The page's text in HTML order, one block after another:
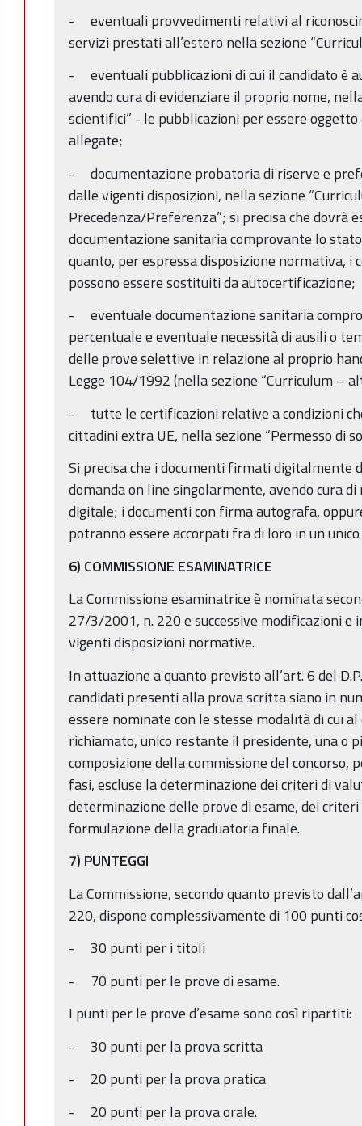
- eventuali provvedimenti relativi al
servizi prestati all’estero nella sezione
- eventuali pubblicazioni di cui il candidato è
avendo cura di evidenziare il proprio nome,
scientifici” - le pubblicazioni per essere
allegate;
- documentazione probatoria di riserve e
dalle vigenti disposizioni, nella sezione
Precedenza/Preferenza”; si precisa che dovrà
documentazione sanitaria comprovante lo
quanto, per espressa disposizione normativa,
possono essere sostituiti da autocertificazione;
- eventuale documentazione sanitaria
percentuale e eventuale necessità di ausili o
delle prove selettive in relazione al proprio
Legge 104/1992 (nella sezione “Curriculum –
- tutte le certificazioni relative a condizioni
cittadini extra UE, nella sezione “Permesso di
Si precisa che i documenti firmati digitalmente
domanda on line singolarmente, avendo cura
digitale; i documenti con firma autografa,
potranno essere accorpati fra di loro in un
6) COMMISSIONE ESAMINATRICE
La Commissione esaminatrice è nominata
27/3/2001, n. 220 e successive modificazioni
vigenti disposizioni normative.
In attuazione a quanto previsto all’art. 6 del
candidati presenti alla prova scritta siano in
essere nominate con le stesse modalità di cui
richiamato, unico restante il presidente, una o
composizione della commissione del
fasi, escluse la determinazione dei criteri di
determinazione delle prove di esame, dei
formulazione della graduatoria finale.
7) PUNTEGGI
La Commissione, secondo quanto previsto
220, dispone complessivamente di 100 punti
- 30 punti per i titoli
- 70 punti per le prove di esame.
I punti per le prove d’esame sono così ripartiti:
- 30 punti per la prova scritta
- 20 punti per la prova pratica
- 20 punti per la prova orale.